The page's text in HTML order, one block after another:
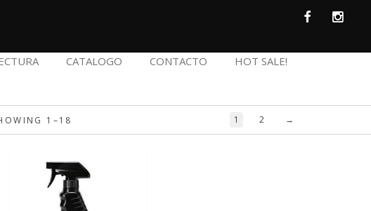
CATALOGO CONTACTO HOT SALE!
1–18 1 2 →